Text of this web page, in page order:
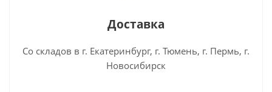
Доставка
Со складов в г. Екатеринбург, г. Тюмень, г. Пермь, г.
Новосибирск